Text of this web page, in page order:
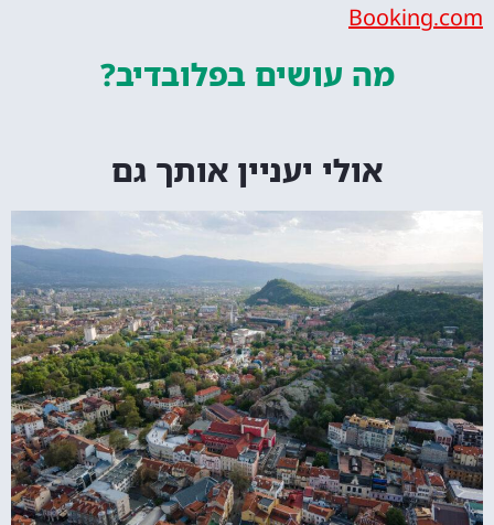
מה עושים בפלובדיב?
אולי יעניין אותך גם